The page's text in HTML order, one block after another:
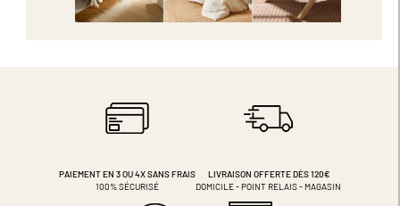
PAIEMENT EN 3 OU 4XSANS FRAIS
100% SÉCURISÉ
LIVRAISON OFFERTE DÈS 120€
DOMICILE - POINT RELAIS - MAGASIN